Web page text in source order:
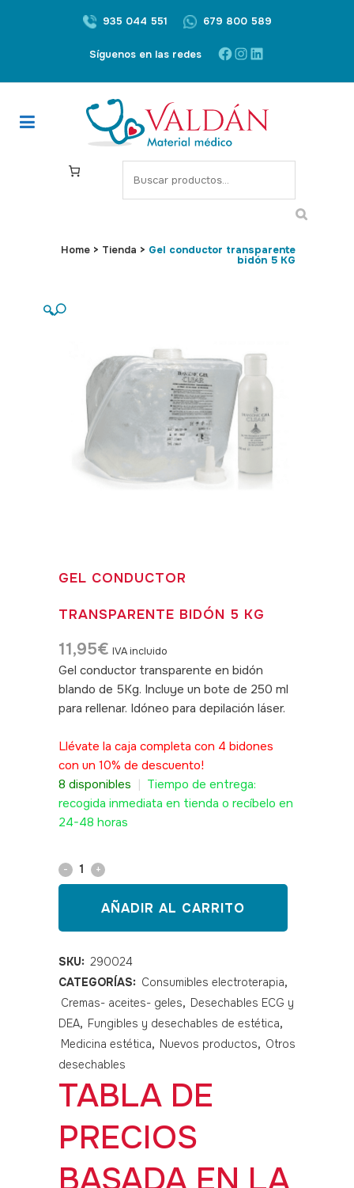
935 044 551 679 800 589
Síguenos en las redes Facebook
Instagram
LinkedIn
S
e
c
Home > Tienda > Gel conductor transparente
bidón 5 KG
🔍
GEL CONDUCTOR
TRANSPARENTE BIDÓN 5 KG
11,95€ IVA incluido
Gel conductor transparente en bidón
blando de 5Kg. Incluye un bote de 250 ml
para rellenar. Idóneo para depilación láser.
Llévate la caja completa con 4 bidones
con un 10% de descuento!
8 disponibles
Tiempo de entrega:
recogida inmediata en tienda o recíbelo en
24-48 horas
Gel
conductor
transparente
bidón
5
KG
quantity
AÑADIR AL CARRITO
SKU: 290024
CATEGORÍAS: Consumibles electroterapia,
Cremas- aceites- geles, Desechables ECG y
DEA, Fungibles y desechables de estética,
Medicina estética, Nuevos productos, Otros
desechables
TABLA DE
PRECIOS